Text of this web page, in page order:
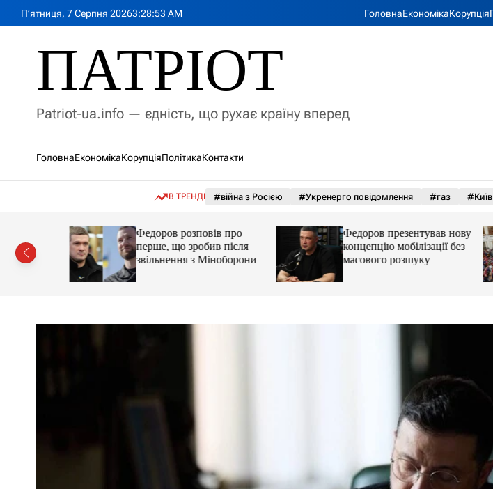
П’ятниця, 7 Серпня 20263:28:55 AM ГоловнаЕкономікаКорупція
ПАТРІОТ
Patriot-ua.info — єдність, що рухає країну вперед
ГоловнаЕкономікаКорупціяПолітикаКонтакти
В ТРЕНДІ #війна з Росією #Укренерго повідомлення #газ #Київ
років:
Федоров розповів про
перше, що зробив після
звільнення з Міноборони
Федоров презентував нову
концепцію мобілізації без
масового розшуку